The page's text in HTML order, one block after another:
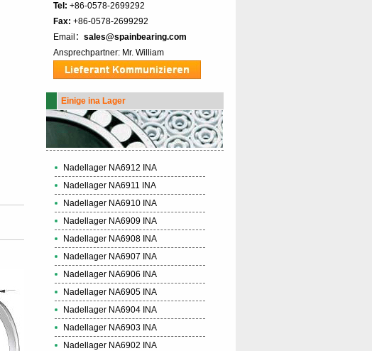
Tel: +86-0578-2699292
Fax: +86-0578-2699292
Email： sales@spainbearing.com
Ansprechpartner: Mr. William
Einige ina Lager
Nadellager NA6912 INA
Nadellager NA6911 INA
Nadellager NA6910 INA
Nadellager NA6909 INA
Nadellager NA6908 INA
Nadellager NA6907 INA
Nadellager NA6906 INA
Nadellager NA6905 INA
Nadellager NA6904 INA
Nadellager NA6903 INA
Nadellager NA6902 INA